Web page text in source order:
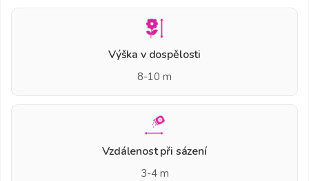
Výška v dospělosti
8-10 m
Vzdálenost při sázení
3-4 m